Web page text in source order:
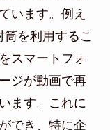
います。例え
を利用するこ
スマートフォ
ジが動画で再
ます。これに
でき、特に企